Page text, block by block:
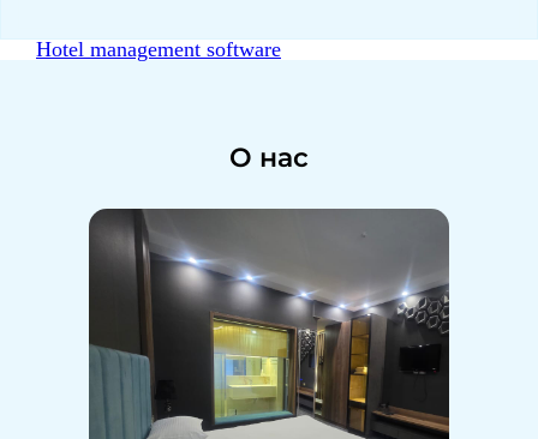
Hotel management software
О нас